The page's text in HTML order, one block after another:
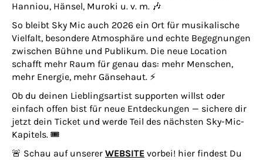
Hanniou, Hänsel, Muroki u. v. m. 🎶
So bleibt Sky Mic auch 2026 ein Ort für musikalische
Vielfalt, besondere Atmosphäre und echte Begegnungen
zwischen Bühne und Publikum. Die neue Location
schafft mehr Raum für genau das: mehr Menschen,
mehr Energie, mehr Gänsehaut. ⚡
Ob du deinen Lieblingsartist supporten willst oder
einfach offen bist für neue Entdeckungen — sichere dir
jetzt dein Ticket und werde Teil des nächsten Sky-Mic-
Kapitels. 🎟️
🚨 Schau auf unserer WEBSITE vorbei! hier findest Du